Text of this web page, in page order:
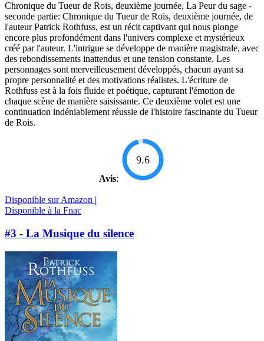
Chronique du Tueur de Rois, deuxième journée, La Peur du sage -
seconde partie: Chronique du Tueur de Rois, deuxième journée, de
l'auteur Patrick Rothfuss, est un récit captivant qui nous plonge
encore plus profondément dans l'univers complexe et mystérieux
créé par l'auteur. L'intrigue se développe de manière magistrale, avec
des rebondissements inattendus et une tension constante. Les
personnages sont merveilleusement développés, chacun ayant sa
propre personnalité et des motivations réalistes. L'écriture de
Rothfuss est à la fois fluide et poétique, capturant l'émotion de
chaque scène de manière saisissante. Ce deuxième volet est une
continuation indéniablement réussie de l'histoire fascinante du Tueur
de Rois.
Avis:
9.6
Disponible sur Amazon |
Disponible à la Fnac
#3 - La Musique du silence